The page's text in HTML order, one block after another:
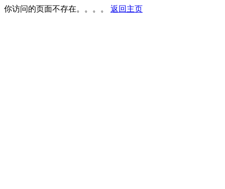
你访问的页面不存在。。。。 返回主页